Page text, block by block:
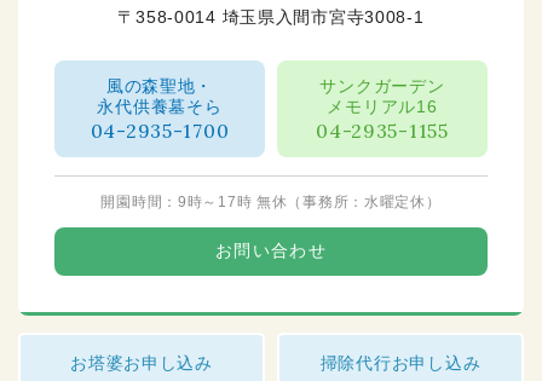
〒358-0014 埼玉県入間市宮寺3008-1
風の森聖地・
永代供養墓そら
04-2935-1700
サンクガーデン
メモリアル16
04-2935-1155
開園時間：9時～17時 無休（事務所：水曜定休）
お問い合わせ
お塔婆お申し込み 掃除代行お申し込み